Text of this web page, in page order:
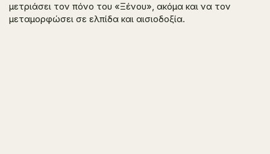
μετριάσει τον πόνο του «Ξένου», ακόμα και να τον
μεταμορφώσει σε ελπίδα και αισιοδοξία.